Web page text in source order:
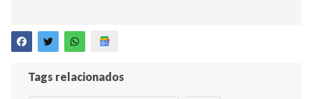
Tags relacionados